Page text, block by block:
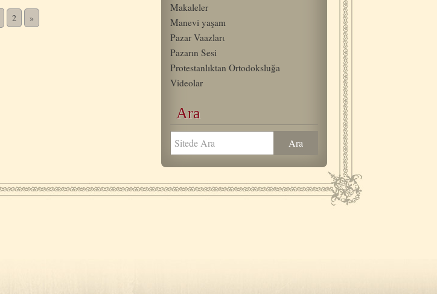
2 »
Makaleler
Manevi yaşam
Pazar Vaazlarι
Pazarın Sesi
Protestanlıktan Ortodoksluğa
Videolar
Ara